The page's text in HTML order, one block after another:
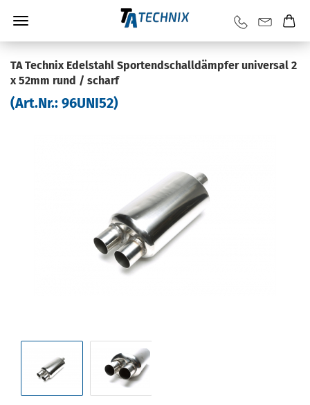
TA Tech­nix Edel­stahl Sportend­schall­dämp­fer uni­ver­sal 2
x 52mm rund / scharf
(Art.Nr.: 96UNI52)